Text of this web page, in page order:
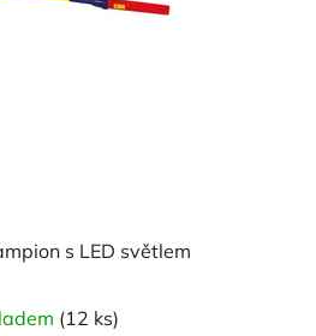
s LED světlem
(12 ks)